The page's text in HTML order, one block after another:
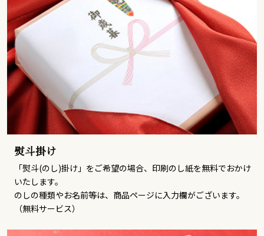
熨斗掛け
「熨斗(のし)掛け」をご希望の場合、印刷のし紙を無料でおかけ
いたします。
のしの種類やお名前等は、商品ページに入力欄がございます。
（無料サービス）